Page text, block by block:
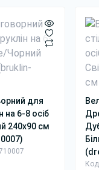
місць. Тут головний
прямокутну
або круглий, для
стають уздовж осі
посадкові
центру.
кімнат.
для
на 6-8 осіб
240x90 см